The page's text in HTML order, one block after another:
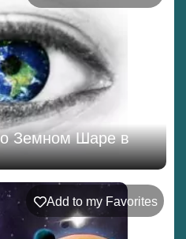
Земном Шаре в
Add to my Favorites